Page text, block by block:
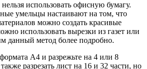
использовать офисную бумагу.
умельцы настаивают на том, что
можно создать красивые
использовать вырезки из газет или
данный метод более подробно.
A4 и разрежьте на 4 или 8
разрезать лист на 16 и 32 части, но